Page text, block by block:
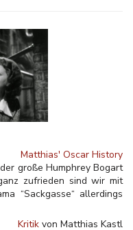
Matthias' Oscar History
große Humphrey Bogart
zufrieden sind wir mit
“Sackgasse“ allerdings
Kritik von Matthias Kastl